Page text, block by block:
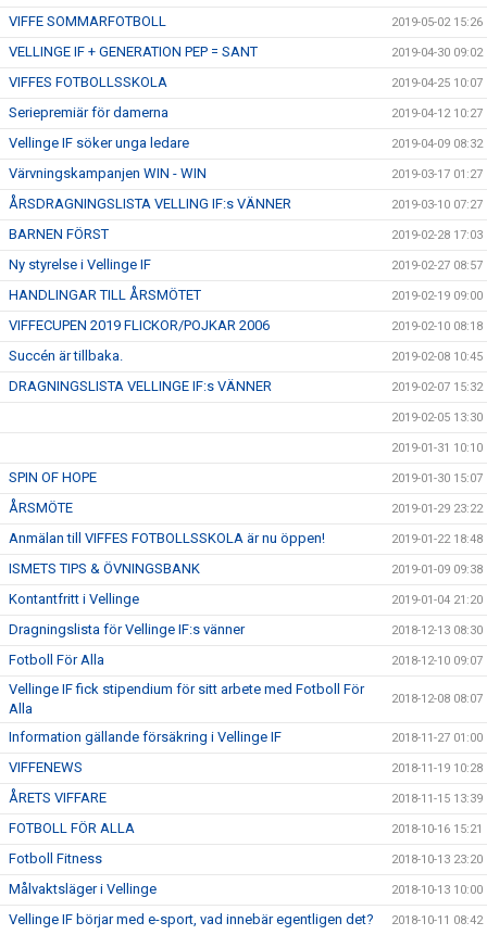
VIFFE SOMMARFOTBOLL 2019-05-02 15:26
VELLINGE IF + GENERATION PEP = SANT 2019-04-30 09:02
VIFFES FOTBOLLSSKOLA 2019-04-25 10:07
Seriepremiär för damerna 2019-04-12 10:27
Vellinge IF söker unga ledare 2019-04-09 08:32
Värvningskampanjen WIN - WIN 2019-03-17 01:27
ÅRSDRAGNINGSLISTA VELLING IF:s VÄNNER 2019-03-10 07:27
BARNEN FÖRST 2019-02-28 17:03
Ny styrelse i Vellinge IF 2019-02-27 08:57
HANDLINGAR TILL ÅRSMÖTET 2019-02-19 09:00
VIFFECUPEN 2019 FLICKOR/POJKAR 2006 2019-02-10 08:18
Succén är tillbaka. 2019-02-08 10:45
DRAGNINGSLISTA VELLINGE IF:s VÄNNER 2019-02-07 15:32
2019-02-05 13:30
2019-01-31 10:10
SPIN OF HOPE 2019-01-30 15:07
ÅRSMÖTE 2019-01-29 23:22
Anmälan till VIFFES FOTBOLLSSKOLA är nu öppen! 2019-01-22 18:48
ISMETS TIPS & ÖVNINGSBANK 2019-01-09 09:38
Kontantfritt i Vellinge 2019-01-04 21:20
Dragningslista för Vellinge IF:s vänner 2018-12-13 08:30
Fotboll För Alla 2018-12-10 09:07
Vellinge IF fick stipendium för sitt arbete med Fotboll För
Alla
2018-12-08 08:07
Information gällande försäkring i Vellinge IF 2018-11-27 01:00
VIFFENEWS 2018-11-19 10:28
ÅRETS VIFFARE 2018-11-15 13:39
FOTBOLL FÖR ALLA 2018-10-16 15:21
Fotboll Fitness 2018-10-13 23:20
Målvaktsläger i Vellinge 2018-10-13 10:00
Vellinge IF börjar med e-sport, vad innebär egentligen det? 2018-10-11 08:42